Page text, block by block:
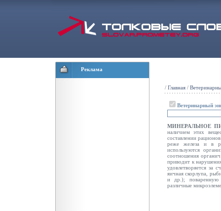
Реклама
/ Главная /
Ветеринарный
МИНЕРАЛЬНОЕ
наличием этих
составлении
реже железа и в
используются
соотношения
приводит к
удовлетворяется за
яичная скорлупа,
и др.); поваренную
различные